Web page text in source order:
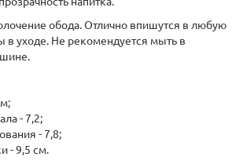
обода. Отлично впишутся в любую
в уходе. Не рекомендуется мыть в
- 7,2;
- 7,8;
- 9,5 см.